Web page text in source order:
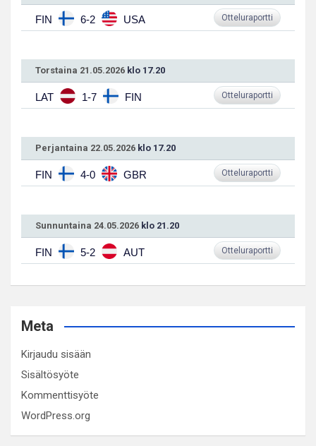
FIN 6-2 USA Otteluraportti
Torstaina 21.05.2026 klo 17.20
LAT 1-7 FIN Otteluraportti
Perjantaina 22.05.2026 klo 17.20
FIN 4-0 GBR Otteluraportti
Sunnuntaina 24.05.2026 klo 21.20
FIN 5-2 AUT Otteluraportti
Meta
Kirjaudu sisään
Sisältösyöte
Kommenttisyöte
WordPress.org